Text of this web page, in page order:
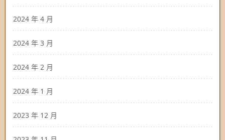
2024 年 4 月
2024 年 3 月
2024 年 2 月
2024 年 1 月
2023 年 12 月